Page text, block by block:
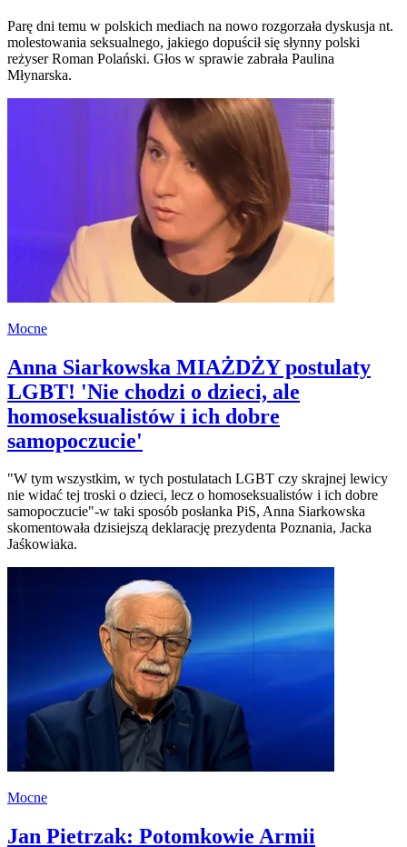
Parę dni temu w polskich mediach na nowo rozgorzała dyskusja nt.
molestowania seksualnego, jakiego dopuścił się słynny polski
reżyser Roman Polański. Głos w sprawie zabrała Paulina
Młynarska.
Mocne
Anna Siarkowska MIAŻDŻY postulaty
LGBT! 'Nie chodzi o dzieci, ale
homoseksualistów i ich dobre
samopoczucie'
"W tym wszystkim, w tych postulatach LGBT czy skrajnej lewicy
nie widać tej troski o dzieci, lecz o homoseksualistów i ich dobre
samopoczucie"-w taki sposób posłanka PiS, Anna Siarkowska
skomentowała dzisiejszą deklarację prezydenta Poznania, Jacka
Jaśkowiaka.
Mocne
Jan Pietrzak: Potomkowie Armii